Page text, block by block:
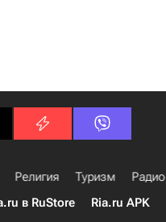
Религия Туризм Радио
в RuStore Ria.ru APK